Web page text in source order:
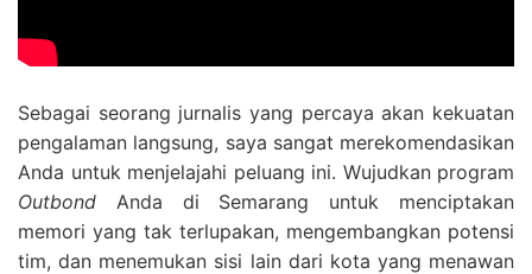
Sebagai seorang jurnalis yang percaya akan kekuatan
pengalaman langsung, saya sangat merekomendasikan
Anda untuk menjelajahi peluang ini. Wujudkan program
Outbond Anda di Semarang untuk menciptakan
memori yang tak terlupakan, mengembangkan potensi
tim, dan menemukan sisi lain dari kota yang menawan